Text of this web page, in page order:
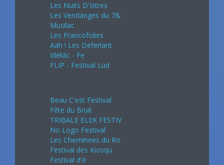
Les Nuits D'Istres
Les Vendanges du 7&
Musilac
Les Francofolies
Aah ! Les Deferlant
Idéklic - Fe
FLIP - Festival Lud
Beau C'est Festival
Fête du Bruit
TRIBALE ELEK FESTIV
No Logo Festival
Les Cheminees du Ro
Festival des Kiosqu
Festival d'é